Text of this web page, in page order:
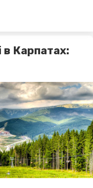
в Карпатах: